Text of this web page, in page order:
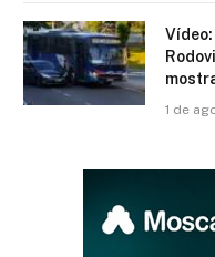
1 de